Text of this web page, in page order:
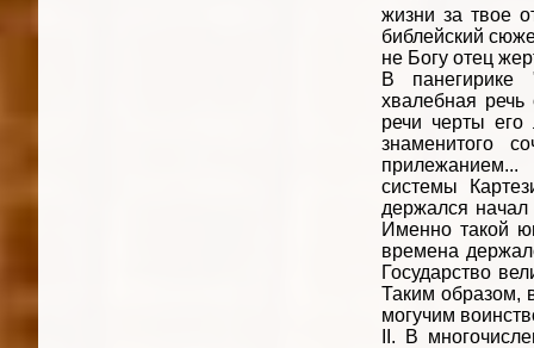
жизни за твое
библейский
не Богу отец
В панегирике
хвалебная
речи черты его
знаменитого
системы
держался
Именно такой
времена
Государство
Таким образом,
могучим
II. В